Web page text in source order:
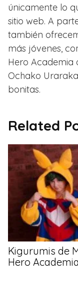
únicamente lo
sitio web. A
también
más jóvenes,
Hero Academia
Ochako
bonitas.
Related
Kigurumis de
Hero Academia